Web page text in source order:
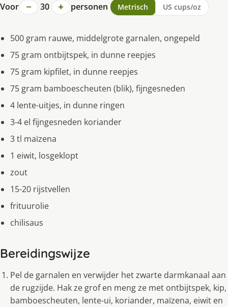
Voor − 30 + personen Metrisch US cups/oz
500 gram rauwe, middelgrote garnalen, ongepeld
75 gram ontbijtspek, in dunne reepjes
75 gram kipfilet, in dunne reepjes
75 gram bamboescheuten (blik), fijngesneden
4 lente-uitjes, in dunne ringen
3-4 el fijngesneden koriander
3 tl maïzena
1 eiwit, losgeklopt
zout
15-20 rijstvellen
frituurolie
chilisaus
Bereidingswijze
Pel de garnalen en verwijder het zwarte darmkanaal aan
de rugzijde. Hak ze grof en meng ze met ontbijtspek, kip,
bamboescheuten, lente-ui, koriander, maïzena, eiwit en